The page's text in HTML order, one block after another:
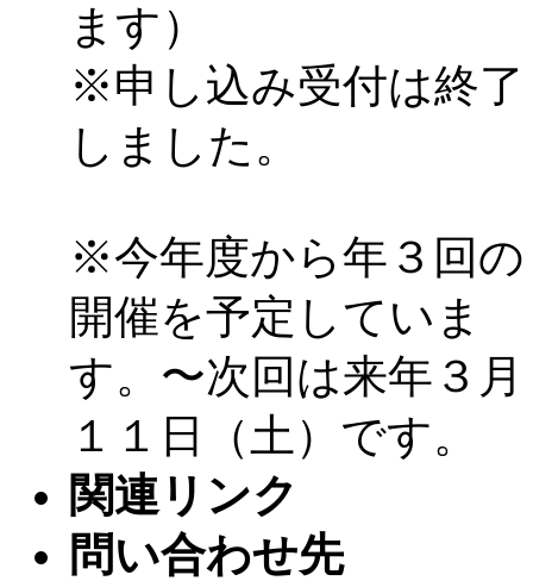
ます）
※申し込み受付は終了
しました。
※今年度から年３回の
開催を予定していま
す。〜次回は来年３月
１１日（土）です。
関連リンク
問い合わせ先